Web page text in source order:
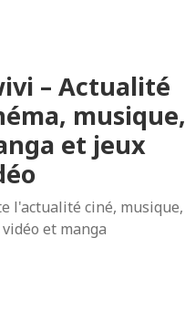
– Actualité
musique,
et jeux
l'actualité ciné, musique,
et manga